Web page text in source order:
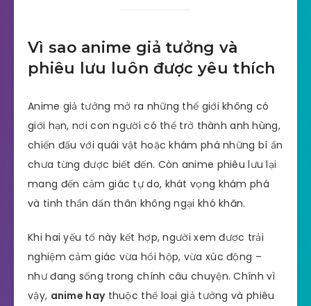
Vì sao anime giả tưởng và
phiêu lưu luôn được yêu thích
Anime giả tưởng mở ra những thế giới không có
giới hạn, nơi con người có thể trở thành anh hùng,
chiến đấu với quái vật hoặc khám phá những bí ẩn
chưa từng được biết đến. Còn anime phiêu lưu lại
mang đến cảm giác tự do, khát vọng khám phá
và tinh thần dấn thân không ngại khó khăn.
Khi hai yếu tố này kết hợp, người xem được trải
nghiệm cảm giác vừa hồi hộp, vừa xúc động –
như đang sống trong chính câu chuyện. Chính vì
vậy, anime haythuộc thể loại giả tưởng và phiêu